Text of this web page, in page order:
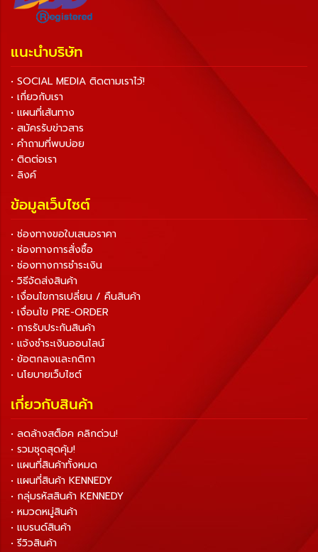
แนะนำบริษัท
• SOCIAL MEDIA ติดตามเราไว้!
• เกี่ยวกับเรา
• แผนที่เส้นทาง
• สมัครรับข่าวสาร
• คำถามที่พบบ่อย
• ติดต่อเรา
• ลิงค์
ข้อมูลเว็บไซต์
• ช่องทางขอใบเสนอราคา
• ช่องทางการสั่งซื้อ
• ช่องทางการชำระเงิน
• วิธีจัดส่งสินค้า
• เงื่อนไขการเปลี่ยน / คืนสินค้า
• เงื่อนไข PRE-ORDER
• การรับประกันสินค้า
• แจ้งชำระเงินออนไลน์
• ข้อตกลงและกติกา
• นโยบายเว็บไซต์
เกี่ยวกับสินค้า
• ลดล้างสต็อค คลิกด่วน!
• รวมชุดสุดคุ้ม!
• แผนที่สินค้าทั้งหมด
• แผนที่สินค้า KENNEDY
• กลุ่มรหัสสินค้า KENNEDY
• หมวดหมู่สินค้า
• แบรนด์สินค้า
• รีวิวสินค้า